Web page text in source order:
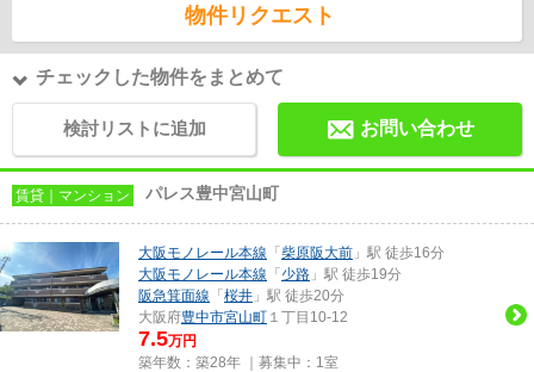
物件リクエスト
チェックした物件をまとめて
検討リストに追加 お問い合わせ
賃貸｜マンション パレス豊中宮山町
大阪モノレール本線 「 柴原阪大前 」駅 徒歩16分
大阪モノレール本線 「 少路 」駅 徒歩19分
阪急箕面線 「 桜井 」駅 徒歩20分
大阪府豊中市宮山町 １丁目10-12
7.5万円
築年数：築28年 ｜募集中： 1室